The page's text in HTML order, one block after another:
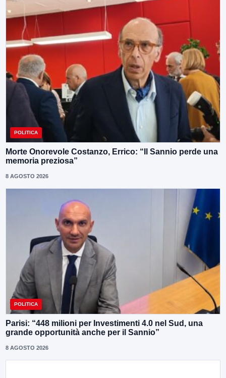
POLITICA
Morte Onorevole Costanzo, Errico: “Il Sannio perde una
memoria preziosa”
8 AGOSTO 2026
POLITICA
Parisi: “448 milioni per Investimenti 4.0 nel Sud, una
grande opportunità anche per il Sannio”
8 AGOSTO 2026